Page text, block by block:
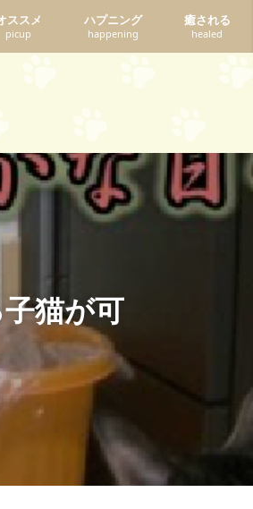
ススメ
picup
ハプニング
happening
癒される
healed
猫が可